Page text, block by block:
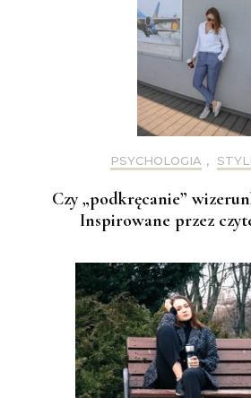
PSYCHOLOGIA ,
Czy „podkręcanie”
Inspirowane przez